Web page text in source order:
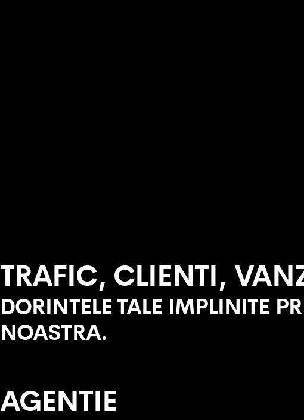
TRAFIC, CLIENTI,
DORINTELE TALE IMPLINITE
NOASTRA.
AGENTIE